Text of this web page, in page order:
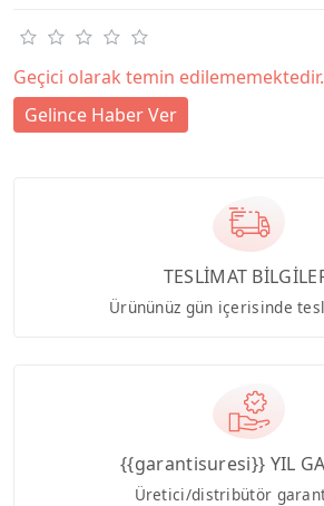
Geçici olarak temin
Gelince Haber Ver
TESLİMAT
Ürününüz gün içerisinde
{{garantisuresi}} YIL
Üretici/distribütör